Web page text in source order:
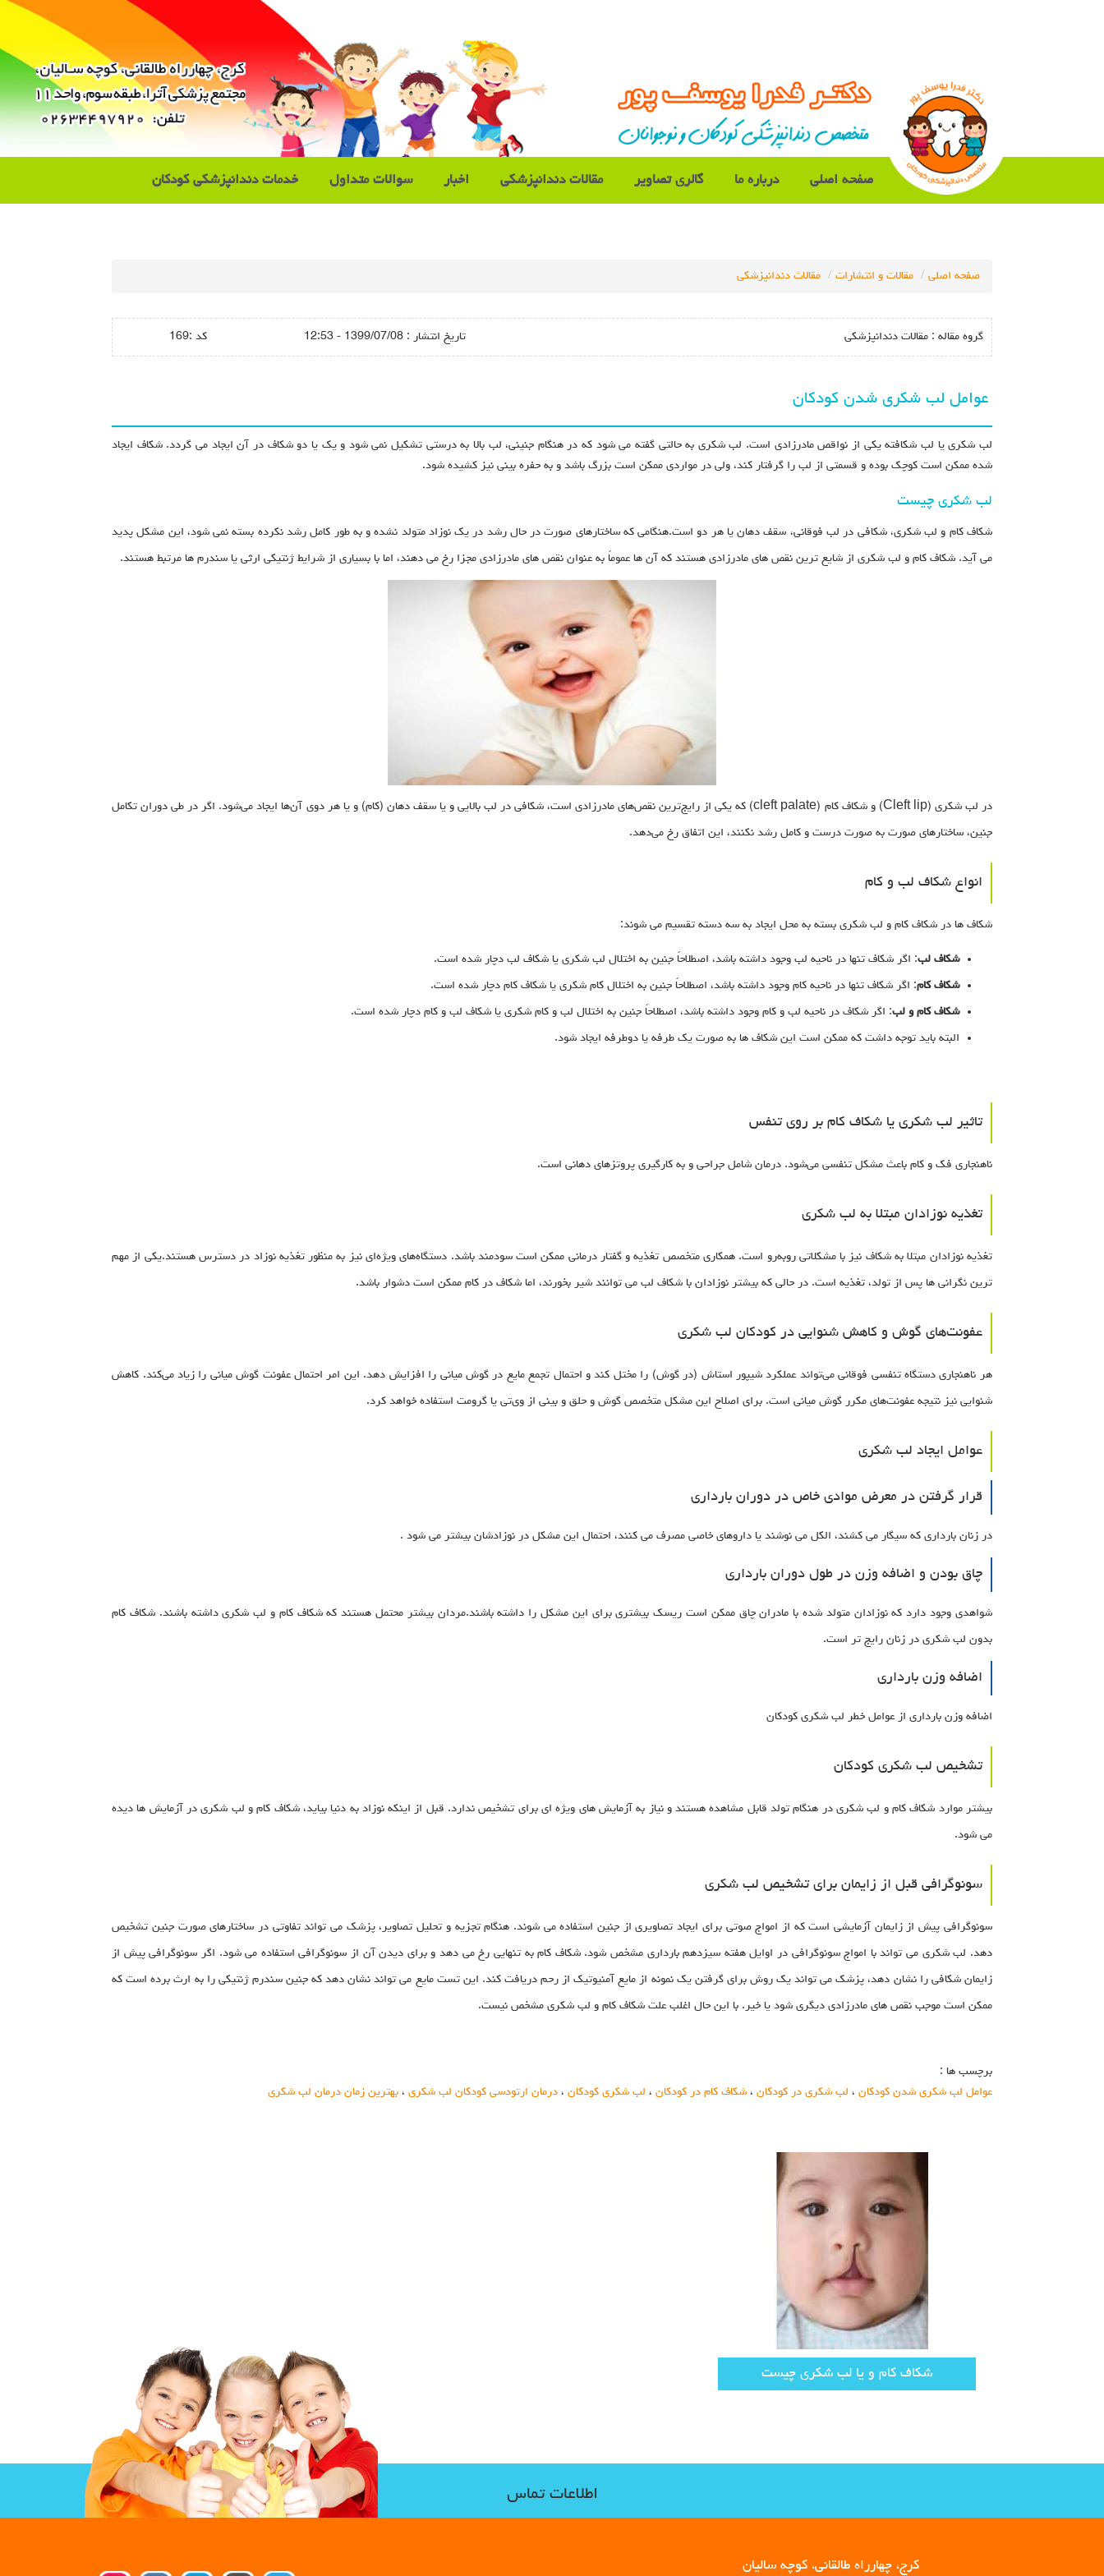
صفحه اصلی درباره ما گالری تصاویر مقالات دندانپزشکی اخبار سوالات متداول خدمات دندانپزشکی کودکان
صفحه اصلی مقالات و انتشارات مقالات دندانپزشکی
گروه مقاله :مقالات دندانپزشکی تاريخ انتشار : 1399/07/08 - 12:53 كد :169
عوامل لب شکری شدن کودکان
لب شکری يا لب شکافته يکی از نواقص مادرزادی است. لب شکری به حالتی گفته می شود که در هنگام جنینی، لب بالا به درستی تشکیل نمی شود و یک یا دو شکاف در آن ایجاد می گردد. شکاف ایجاد
شده ممکن است کوچک بوده و قسمتی از لب را گرفتار کند، ولی در مواردی ممکن است بزرگ باشد و به حفره بینی نیز کشیده شود.
لب شکری چیست
شکاف کام و لب شکری، شکافی در لب فوقانی، سقف دهان یا هر دو است.هنگامی که ساختارهای صورت در حال رشد در یک نوزاد متولد نشده و به طور کامل رشد نکرده بسته نمی شود، این مشکل پدید
می آید. شکاف کام و لب شکری از شایع ترین نقص های مادرزادی هستند که آن ها عموماً به عنوان نقص های مادرزادی مجزا رخ می دهند، اما با بسیاری از شرایط ژنتیکی ارثی یا سندرم ها مرتبط هستند.
در لب شکری (Cleft lip) و شکاف کام (cleft palate) که یکی از رایج‌ترین نقص‌های مادرزادی است، شکافی در لب بالایی و یا سقف دهان (کام) و یا هر دوی آن‌ها ایجاد می‌شود. اگر در طی دوران تکامل
جنین، ساختارهای صورت به صورت درست و کامل رشد نکنند، این اتفاق رخ می‌دهد.
انواع شکاف لب و کام
شکاف ها در شکاف کام و لب شکری بسته به محل ایجاد به سه دسته تقسیم می شوند:
شکاف لب: اگر شکاف تنها در ناحیه لب وجود داشته باشد، اصطلاحاً جنین به اختلال لب شکری یا شکاف لب دچار شده است.
شکاف کام: اگر شکاف تنها در ناحیه کام وجود داشته باشد، اصطلاحاً جنین به اختلال کام شکری یا شکاف کام دچار شده است.
شکاف کام و لب: اگر شکاف در ناحیه لب و کام وجود داشته باشد، اصطلاحاً جنین به اختلال لب و کام شکری یا شکاف لب و کام دچار شده است.
البته باید توجه داشت که ممکن است این شکاف ها به صورت یک طرفه یا دوطرفه ایجاد شود.
تاثیر لب شکری یا شکاف کام بر روی تنفس
ناهنجاری فک و کام باعث مشکل تنفسی می‌شود. درمان شامل جراحی و به کارگیری پروتزهای دهانی است.
تغذیه نوزادان مبتلا به لب شکری
تغذیه نوزادان مبتلا به شکاف نیز با مشکلاتی روبه‌رو است. همکاری متخصص تغذیه و گفتار درمانی ممکن است سودمند باشد. دستگاه‌های ویژه‌ای نیز به منظور تغذیه نوزاد در دسترس هستند.یکی از مهم
ترین نگرانی ها پس از تولد، تغذیه است. در حالی که بیشتر نوزادان با شکاف لب می توانند شیر بخورند، اما شکاف در کام ممکن است دشوار باشد.
عفونت‌های گوش و کاهش شنوایی در کودکان لب شکری
هر ناهنجاری دستگاه تنفسی فوقانی می‌تواند عملکرد شیپور استاش (در گوش) را مختل کند و احتمال تجمع مایع در گوش میانی را افزایش دهد. این امر احتمال عفونت گوش میانی را زیاد می‌کند. کاهش
شنوایی نیز نتیجه عفونت‌های مکرر گوش میانی است. برای اصلاح این مشکل متخصص گوش و حلق و بینی از وی‌تی یا گرومت استفاده خواهد کرد.
عوامل ایجاد لب شکری
قرار گرفتن در معرض موادی خاص در دوران بارداری
در زنان بارداری که سیگار می کشند، الکل می نوشند یا داروهای خاصی مصرف می کنند، احتمال این مشکل در نوزادشان بیشتر می شود .
چاق بودن و اضافه وزن در طول دوران بارداری
شواهدی وجود دارد که نوزادان متولد شده با مادران چاق ممکن است ریسک بیشتری برای این مشکل را داشته باشند.مردان بیشتر محتمل هستند که شکاف کام و لب شکری داشته باشند. شکاف کام
بدون لب شکری در زنان رایج تر است.
اضافه وزن بارداری
اضافه وزن بارداری از عوامل خطر لب شکری کودکان
تشخیص لب شکری کودکان
بیشتر موارد شکاف کام و لب شکری در هنگام تولد قابل مشاهده هستند و نیاز به آزمایش های ویژه ای برای تشخیص ندارد. قبل از اینکه نوزاد به دنیا بیاید، شکاف کام و لب شکری در آزمایش ها دیده
می شود.
سونوگرافی قبل از زایمان برای تشخیص لب شکری
سونوگرافی پیش از زایمان آزمایشی است که از امواج صوتی برای ایجاد تصاویری از جنین استفاده می شوند. هنگام تجزیه و تحلیل تصاویر، پزشک می تواند تفاوتی در ساختارهای صورت جنین تشخیص
دهد. لب شکری می تواند با امواج سونوگرافی در اوایل هفته سیزدهم بارداری مشخص شود. شکاف کام به تنهایی رخ می دهد و برای دیدن آن از سونوگرافی استفاده می شود. اگر سونوگرافی پیش از
زایمان شکافی را نشان دهد، پزشک می تواند یک روش برای گرفتن یک نمونه از مایع آمنیوتیک از رحم دریافت کند. این تست مایع می تواند نشان دهد که جنین سندرم ژنتیکی را به ارث برده است که
ممکن است موجب نقص های مادرزادی دیگری شود یا خیر. با این حال اغلب علت شکاف کام و لب شکری مشخص نیست.
برچسب ها :
عوامل لب شکری شدن کودکان ، لب شکری در کودکان ،شکاف کام در کودکان ، لب شکری کودکان ،درمان ارتودسی کودکان لب شکری ،بهترین زمان درمان لب شکری
شکاف کام و یا لب شکری چیست
اطلاعات تماس
کرج، چهارراه طالقانی، کوچه سالیان